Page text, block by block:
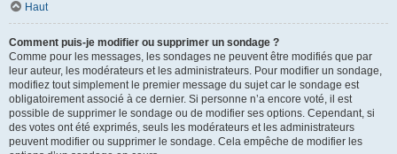
Haut
Comment puis-je modifier ou supprimer un sondage ?
Comme pour les messages, les sondages ne peuvent être modifiés que par
leur auteur, les modérateurs et les administrateurs. Pour modifier un sondage,
modifiez tout simplement le premier message du sujet car le sondage est
obligatoirement associé à ce dernier. Si personne n’a encore voté, il est
possible de supprimer le sondage ou de modifier ses options. Cependant, si
des votes ont été exprimés, seuls les modérateurs et les administrateurs
peuvent modifier ou supprimer le sondage. Cela empêche de modifier les